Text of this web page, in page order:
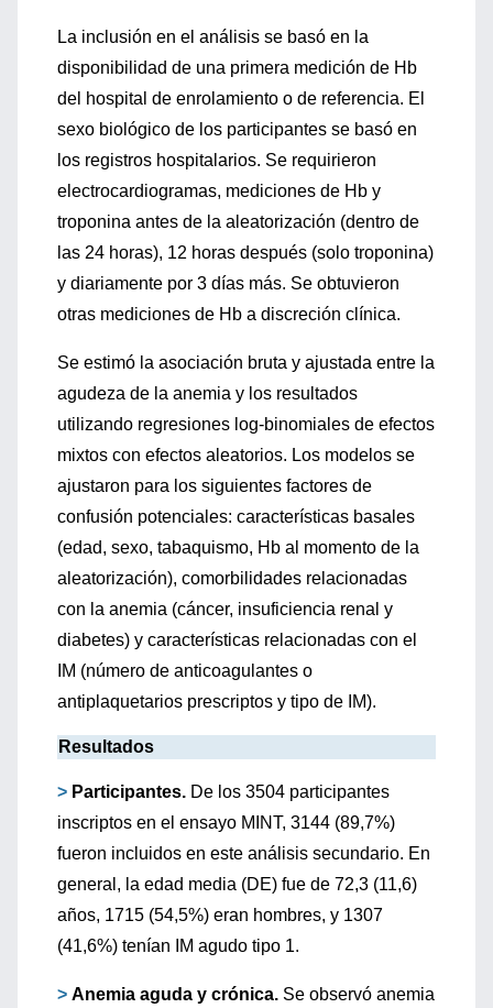
La inclusión en el análisis se basó en la
disponibilidad de una primera medición de Hb
del hospital de enrolamiento o de referencia. El
sexo biológico de los participantes se basó en
los registros hospitalarios. Se requirieron
electrocardiogramas, mediciones de Hb y
troponina antes de la aleatorización (dentro de
las 24 horas), 12 horas después (solo troponina)
y diariamente por 3 días más. Se obtuvieron
otras mediciones de Hb a discreción clínica.
Se estimó la asociación bruta y ajustada entre la
agudeza de la anemia y los resultados
utilizando regresiones log-binomiales de efectos
mixtos con efectos aleatorios. Los modelos se
ajustaron para los siguientes factores de
confusión potenciales: características basales
(edad, sexo, tabaquismo, Hb al momento de la
aleatorización), comorbilidades relacionadas
con la anemia (cáncer, insuficiencia renal y
diabetes) y características relacionadas con el
IM (número de anticoagulantes o
antiplaquetarios prescriptos y tipo de IM).
Resultados
> Participantes. De los 3504 participantes
inscriptos en el ensayo MINT, 3144 (89,7%)
fueron incluidos en este análisis secundario. En
general, la edad media (DE) fue de 72,3 (11,6)
años, 1715 (54,5%) eran hombres, y 1307
(41,6%) tenían IM agudo tipo 1.
> Anemia aguda y crónica. Se observó anemia